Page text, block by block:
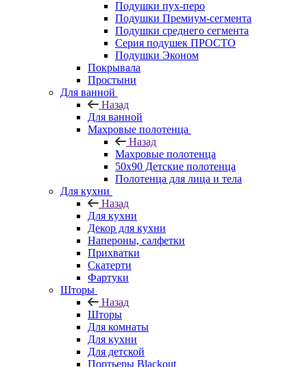
Подушки пух-перо
Подушки Премиум-сегмента
Подушки среднего сегмента
Серия подушек ПРОСТО
Подушки Эконом
Покрывала
Простыни
Для ванной
Назад
Для ванной
Махровые полотенца
Назад
Махровые полотенца
50х90 Детские полотенца
Полотенца для лица и тела
Для кухни
Назад
Для кухни
Декор для кухни
Напероны, салфетки
Прихватки
Скатерти
Фартуки
Шторы
Назад
Шторы
Для комнаты
Для кухни
Для детской
Портьеры Blackout